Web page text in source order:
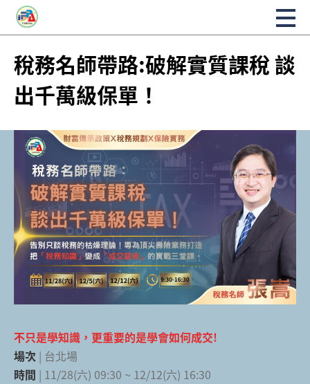
稅務名師帶路:破解實質課稅 談
出千萬級保單！
不只是學知識，更重要的是學會如何成交!
場次 | 台北場
時間 | 11/28(六) 09:30 ~ 12/12(六) 16:30